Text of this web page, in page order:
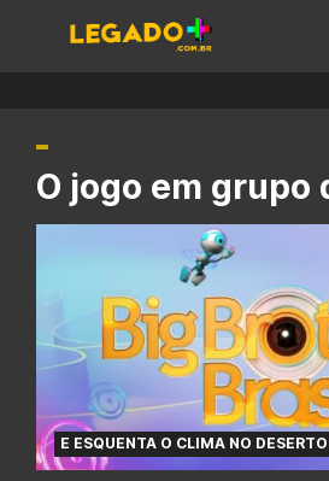
O jogo em grupo
E ESQUENTA O CLIMA NO